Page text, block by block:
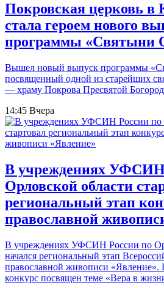
Покровская церковь в
стала героем нового
программы «Святыни
Вышел новый выпуск программы
посвященный одной из старейших
— храму Покрова Пресвятой
14:45 Вчера
В учреждениях УФСИН
Орловской области
региональный этап
православной
В учреждениях УФСИН России по
начался региональный этап
православной живописи
конкурс посвящен теме «Вера в